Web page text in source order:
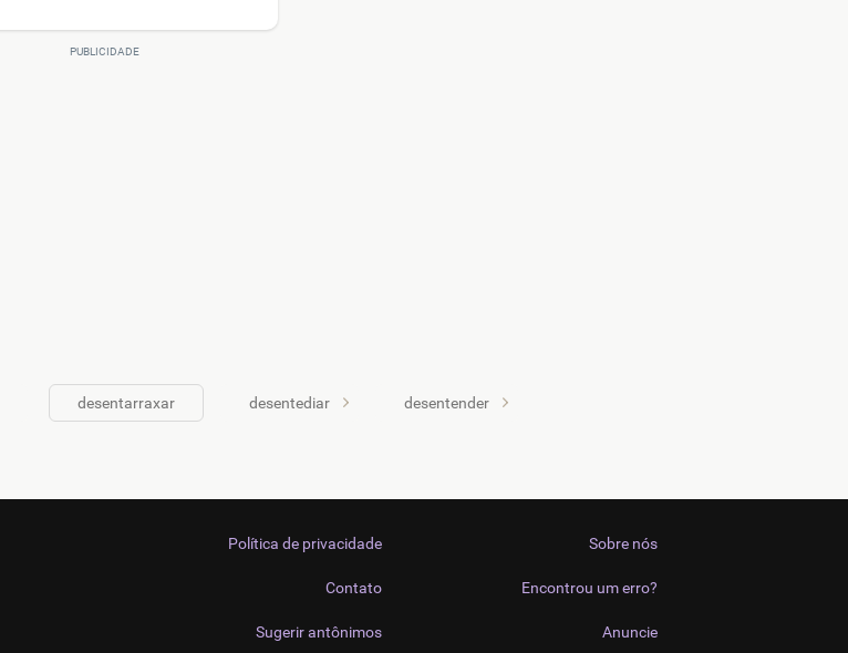
desentarraxar desentediar desentender
Sobre nós
Encontrou um erro?
Anuncie
Política de privacidade
Contato
Sugerir antônimos